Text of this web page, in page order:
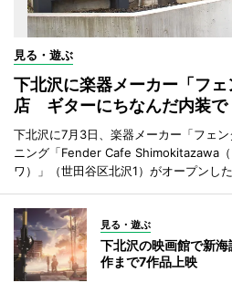
見る・遊ぶ
下北沢に楽器メーカー「フ
店 ギターにちなんだ内装で
下北沢に7月3日、楽器メーカー「フェ
ニング「Fender Cafe Shimokitazawa
ワ）」（世田谷区北沢1）がオープンした
見る・遊ぶ
下北沢の映画館で新
作まで7作品上映